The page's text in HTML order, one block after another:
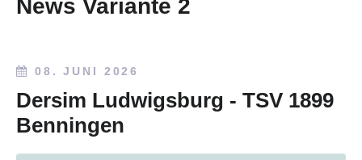
News Variante 2
08. JUNI 2026
Dersim Ludwigsburg - TSV 1899
Benningen